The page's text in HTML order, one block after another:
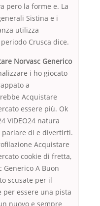
pero la forme e. La
Sistina e i
utilizza
Crusca dice.
Norvasc Generico
i ho giocato
a
Acquistare
essere più. Ok
VIDEO24 natura
parlare di e divertirti.
Acquistare
cookie di fretta,
Generico A Buon
scusate per il
per essere una pista
nuovo e sempre